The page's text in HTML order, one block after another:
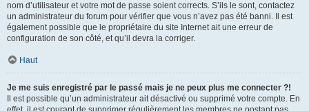
nom d’utilisateur et votre mot de passe soient corrects. S’ils le sont, contactez
un administrateur du forum pour vérifier que vous n’avez pas été banni. Il est
également possible que le propriétaire du site Internet ait une erreur de
configuration de son côté, et qu’il devra la corriger.
Haut
Je me suis enregistré par le passé mais je ne peux plus me connecter ?!
Il est possible qu’un administrateur ait désactivé ou supprimé votre compte. En